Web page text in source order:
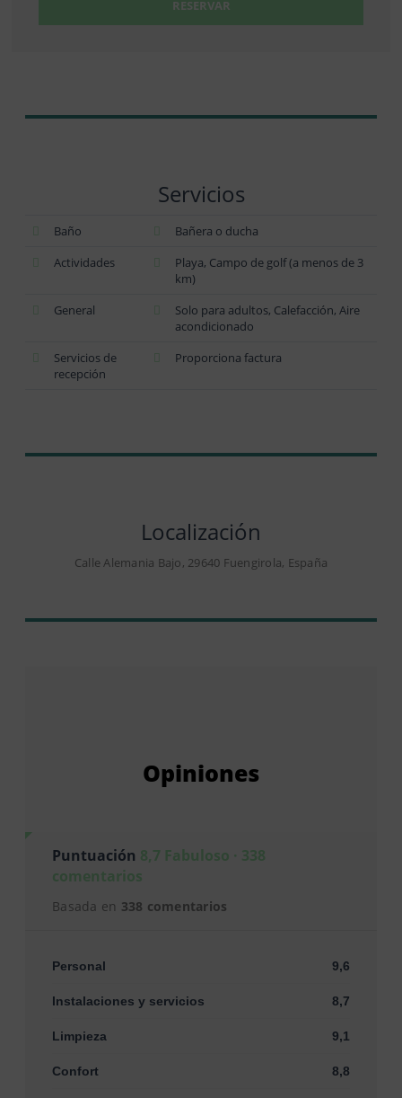
RESERVAR
Servicios
Baño
Bañera o ducha
Actividades
Playa, Campo de golf (a menos de 3
km)
General
Solo para adultos, Calefacción, Aire
acondicionado
Servicios de
recepción
Proporciona factura
Localización
Calle Alemania Bajo, 29640 Fuengirola, España
Opiniones
Puntuación 8,7 Fabuloso · 338
comentarios
Basada en 338 comentarios
Personal 9,6
Instalaciones y servicios 8,7
Limpieza 9,1
Confort 8,8